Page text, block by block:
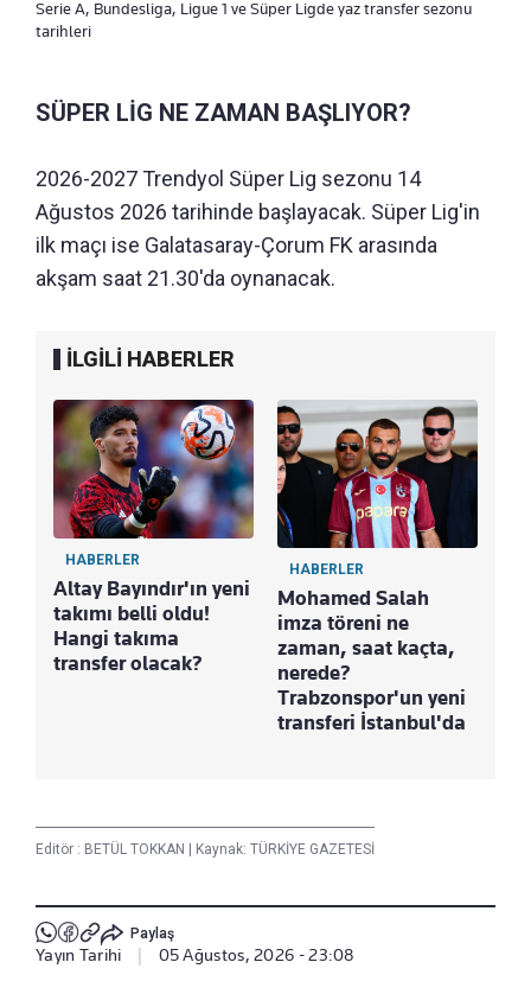
Serie A, Bundesliga, Ligue 1 ve Süper Ligde yaz transfer sezonu
tarihleri
SÜPER LİG NE ZAMAN BAŞLIYOR?
2026-2027 Trendyol Süper Lig sezonu 14
Ağustos 2026 tarihinde başlayacak. Süper Lig'in
ilk maçı ise Galatasaray-Çorum FK arasında
akşam saat 21.30'da oynanacak.
İLGİLİ HABERLER
HABERLER
Altay Bayındır'ın yeni
takımı belli oldu!
Hangi takıma
transfer olacak?
HABERLER
Mohamed Salah
imza töreni ne
zaman, saat kaçta,
nerede?
Trabzonspor'un yeni
transferi İstanbul'da
Editör : BETÜL TOKKAN | Kaynak: TÜRKİYE GAZETESİ
Paylaş
Yayın Tarihi 05 Ağustos, 2026 - 23:08